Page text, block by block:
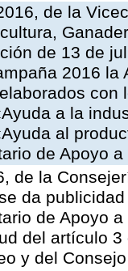
de la
de 13 de
2016
a la
al
de Apoyo
de la
da
de Apoyo
del artículo
y del Consejo